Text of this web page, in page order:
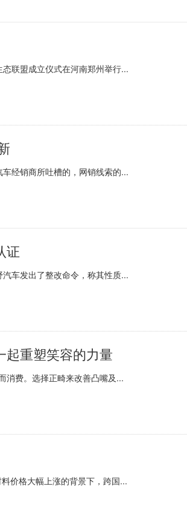
联盟成立仪式在河南郑州举行...
经销商所吐槽的，网销线索的...
证
车发出了整改命令，称其性质...
起重塑笑容的力量
消费。选择正畸来改善凸嘴及...
价格大幅上涨的背景下，跨国...